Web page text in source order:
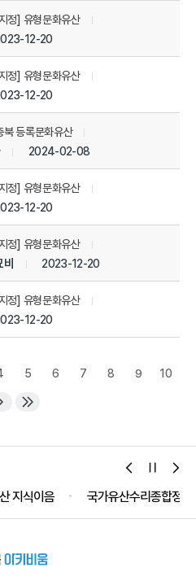
정] 유형문화유산
12-20
정] 유형문화유산
12-20
북 등록문화유산
2024-02-08
정] 유형문화유산
12-20
정] 유형문화유산
2023-12-20
정] 유형문화유산
12-20
5 6 7 8 9 10
지식이음 국가유산수리종합정보